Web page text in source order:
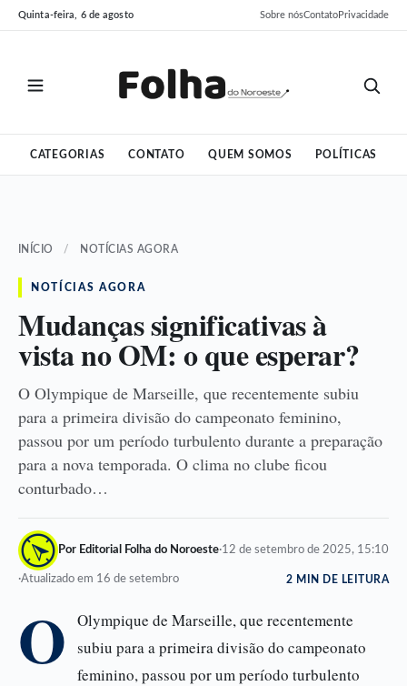
Pular
para
Pular
para
Quinta-feira, 6 de agosto Sobre nósContatoPrivacidade
CATEGORIAS CONTATO QUEM SOMOS POLÍTICAS
INÍCIO / NOTÍCIAS AGORA
NOTÍCIAS AGORA
Mudanças significativas à
vista no OM: o que esperar?
O Olympique de Marseille, que recentemente subiu
para a primeira divisão do campeonato feminino,
passou por um período turbulento durante a preparação
para a nova temporada. O clima no clube ficou
conturbado…
Por Editorial Folha do Noroeste·12 de setembro de 2025, 15:10
·Atualizado em 16 de setembro 2 MIN DE LEITURA
O
Olympique de Marseille, que recentemente
subiu para a primeira divisão do campeonato
feminino, passou por um período turbulento